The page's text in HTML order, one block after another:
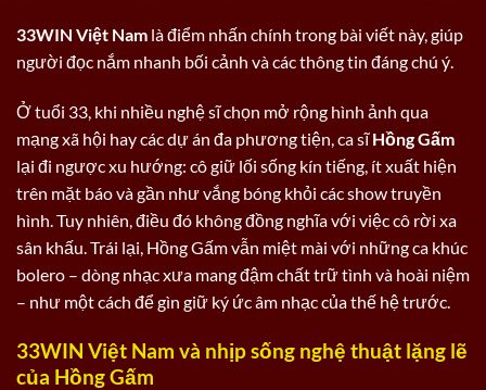
33WIN Việt Nam là điểm nhấn chính trong bài viết này, giúp
người đọc nắm nhanh bối cảnh và các thông tin đáng chú ý.
Ở tuổi 33, khi nhiều nghệ sĩ chọn mở rộng hình ảnh qua
mạng xã hội hay các dự án đa phương tiện, ca sĩHồng Gấm
lại đi ngược xu hướng: cô giữ lối sống kín tiếng, ít xuất hiện
trên mặt báo và gần như vắng bóng khỏi các show truyền
hình. Tuy nhiên, điều đó không đồng nghĩa với việc cô rời xa
sân khấu. Trái lại, Hồng Gấm vẫn miệt mài với những ca khúc
bolero – dòng nhạc xưa mang đậm chất trữ tình và hoài niệm
– như một cách để gìn giữ ký ức âm nhạc của thế hệ trước.
33WIN Việt Nam và nhịp sống nghệ thuật lặng lẽ
của Hồng Gấm